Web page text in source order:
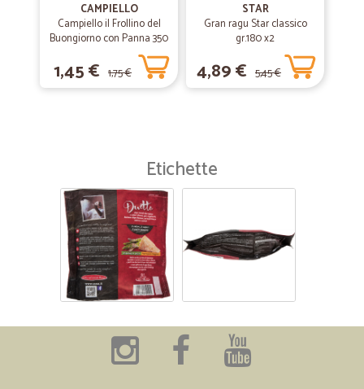
CAMPIELLO
Campiello il Frollino del
Buongiorno con Panna 350
1,45 € 1,75 €
STAR
Gran ragu Star classico
gr.180 x2
4,89 € 5,45 €
Etichette